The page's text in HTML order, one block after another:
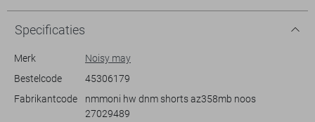
makkelijk kunt aanpassen aan verschillende gelegenheden. De broek
is gemaakt van 99% katoen en 1% elastan, wat een aangenaam
draagcomfort biedt.
De Noisy May korte broek heeft een klassieke 5-pocket styling en een
veelzijdigheid toe, geschikt voor dagelijks gebruik of een gezellig dagje
uit. De omgeslagen zoom geeft een speelse draai aan de look,
waardoor je deze korte broek perfect kunt dragen naar het strand of
Specificaties
Merk
Noisy may
Bestelcode
45306179
Fabrikantcode
nmmoni hw dnm shorts az358mb noos
27029489